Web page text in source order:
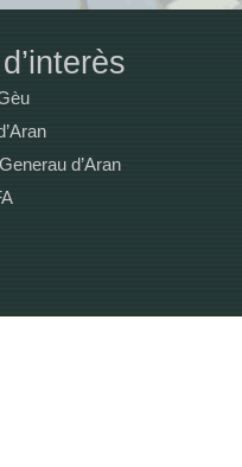
d’Aran